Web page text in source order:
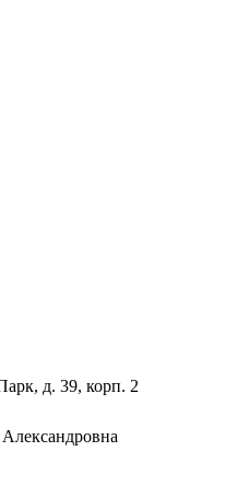
д. 39, корп. 2